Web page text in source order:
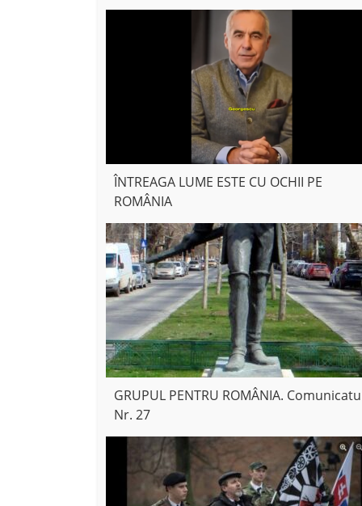
ÎNTREAGA LUME ESTE CU OCHII PE
ROMÂNIA
GRUPUL PENTRU ROMÂNIA.
Nr. 27